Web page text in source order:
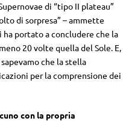
di “tipo II plateau”
di sorpresa” – ammette
portato a concludere che la
20 volte quella del Sole. E,
che la stella
per la comprensione dei
con la propria